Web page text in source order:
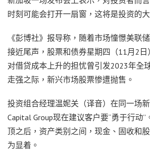
时刻可能会打开一扇窗，这将是投资的
《彭博社》报导称，随着市场憧憬美联
接近尾声，股票和债券星期四（11月2
对借贷成本上升的担忧曾引发2023年全
走强之际，新兴市场股票惨遭抛售。
投资组合经理温妮关（译音）在同一场
Capital Group现在建议客户要“勇于行动
顶之后，资产类别之间，现金、固收和
为显着。